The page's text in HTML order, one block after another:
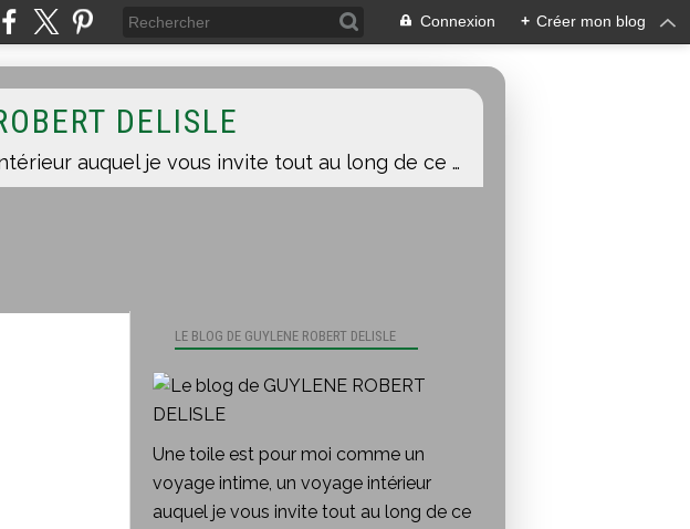
Connexion + Créer mon blog
DELISLE
Une toile est pour moi comme un voyage intime, un voyage intérieur auquel je vous invite tout au long de ce blog.
LE BLOG DE GUYLENE ROBERT DELISLE
Une toile est pour moi comme un
voyage intime, un voyage intérieur
auquel je vous invite tout au long de ce